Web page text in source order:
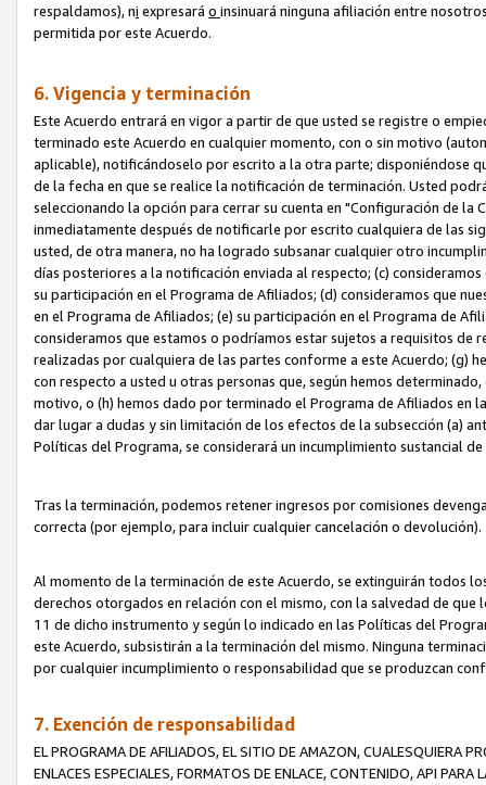
respaldamos), ni expresará o insinuará ninguna afiliación entre
permitida por este Acuerdo.
6. Vigencia y terminación
Este Acuerdo entrará en vigor a partir de que usted se registre o
terminado este Acuerdo en cualquier momento, con o sin motivo
aplicable), notificándoselo por escrito a la otra parte; disponiéndose
de la fecha en que se realice la notificación de terminación. Usted
seleccionando la opción para cerrar su cuenta en "Configuración de
inmediatamente después de notificarle por escrito cualquiera de las
usted, de otra manera, no ha logrado subsanar cualquier otro
días posteriores a la notificación enviada al respecto; (c)
su participación en el Programa de Afiliados; (d) consideramos que
en el Programa de Afiliados; (e) su participación en el Programa de
consideramos que estamos o podríamos estar sujetos a requisitos de
realizadas por cualquiera de las partes conforme a este Acuerdo; (g)
con respecto a usted u otras personas que, según hemos
motivo, o (h) hemos dado por terminado el Programa de Afiliados en
dar lugar a dudas y sin limitación de los efectos de la subsección (a)
Políticas del Programa, se considerará un incumplimiento sustancial
Tras la terminación, podemos retener ingresos por comisiones
correcta (por ejemplo, para incluir cualquier cancelación o devolución).
Al momento de la terminación de este Acuerdo, se extinguirán todos
derechos otorgados en relación con el mismo, con la salvedad de
11 de dicho instrumento y según lo indicado en las Políticas del
este Acuerdo, subsistirán a la terminación del mismo. Ninguna
por cualquier incumplimiento o responsabilidad que se produzcan
7. Exención de responsabilidad
EL PROGRAMA DE AFILIADOS, EL SITIO DE AMAZON, CUALESQUIERA
ENLACES ESPECIALES, FORMATOS DE ENLACE, CONTENIDO, API